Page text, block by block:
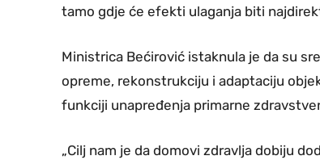
tamo gdje će efekti ulaganja biti
Ministrica Bećirović istaknula je da su
opreme, rekonstrukciju i adaptaciju
funkciji unapređenja primarne
„Cilj nam je da domovi zdravlja dobiju